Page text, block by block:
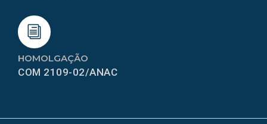
HOMOLGAÇÃO
COM 2109-02/ANAC